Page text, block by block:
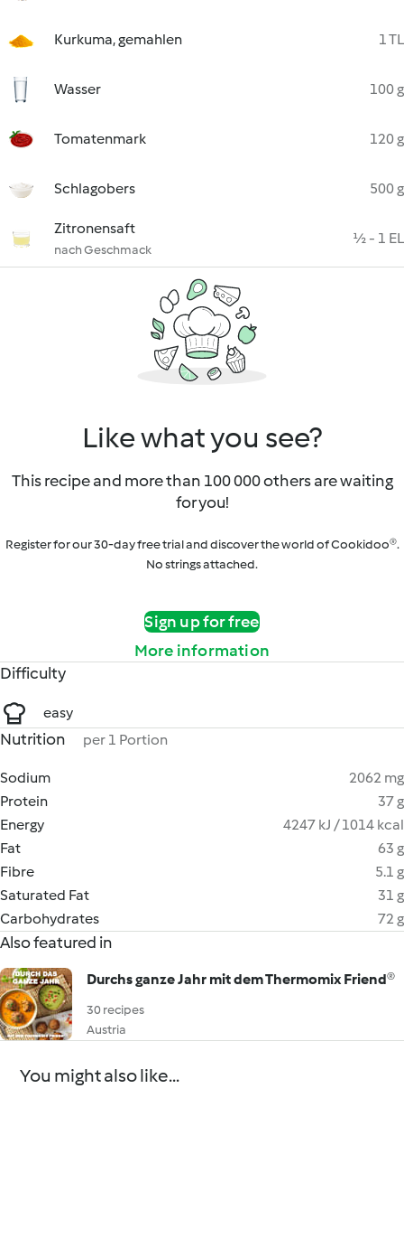
Kurkuma, gemahlen 1 TL
Wasser 100 g
Tomatenmark 120 g
Schlagobers 500 g
Zitronensaft
nach Geschmack
½ - 1 EL
Like what you see?
This recipe and more than 100 000 others are waiting
for you!
Register for our 30-day free trial and discover the world of Cookidoo®.
No strings attached.
Sign up for free
More information
Difficulty
easy
Nutrition per 1 Portion
Sodium
2062 mg
Protein
37 g
Energy
4247 kJ / 1014 kcal
Fat
63 g
Fibre
5.1 g
Saturated Fat
31 g
Carbohydrates
72 g
Also featured in
Durchs ganze Jahr mit dem Thermomix Friend®
30 recipes
Austria
You might also like...